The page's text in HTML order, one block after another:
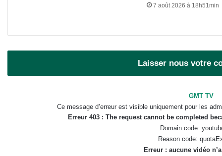
7 août 2026 à 18h51min
Laisser nous votre
GMT TV
Ce message d’erreur est visible uniquement pour les
Erreur 403 : The request cannot be completed
Domain code:
Reason code:
Erreur : aucune vidéo